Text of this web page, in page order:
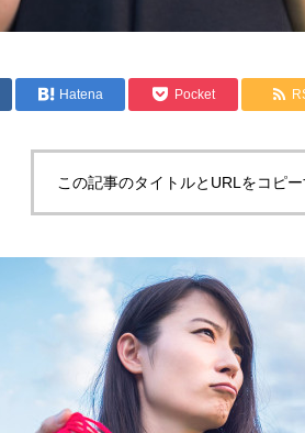
Hatena Pocket
この記事のタイトルとURLをコピ